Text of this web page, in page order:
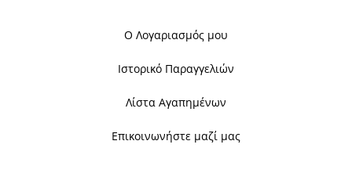
Ο Λογαριασμός μου
Ιστορικό Παραγγελιών
Λίστα Αγαπημένων
Επικοινωνήστε μαζί μας